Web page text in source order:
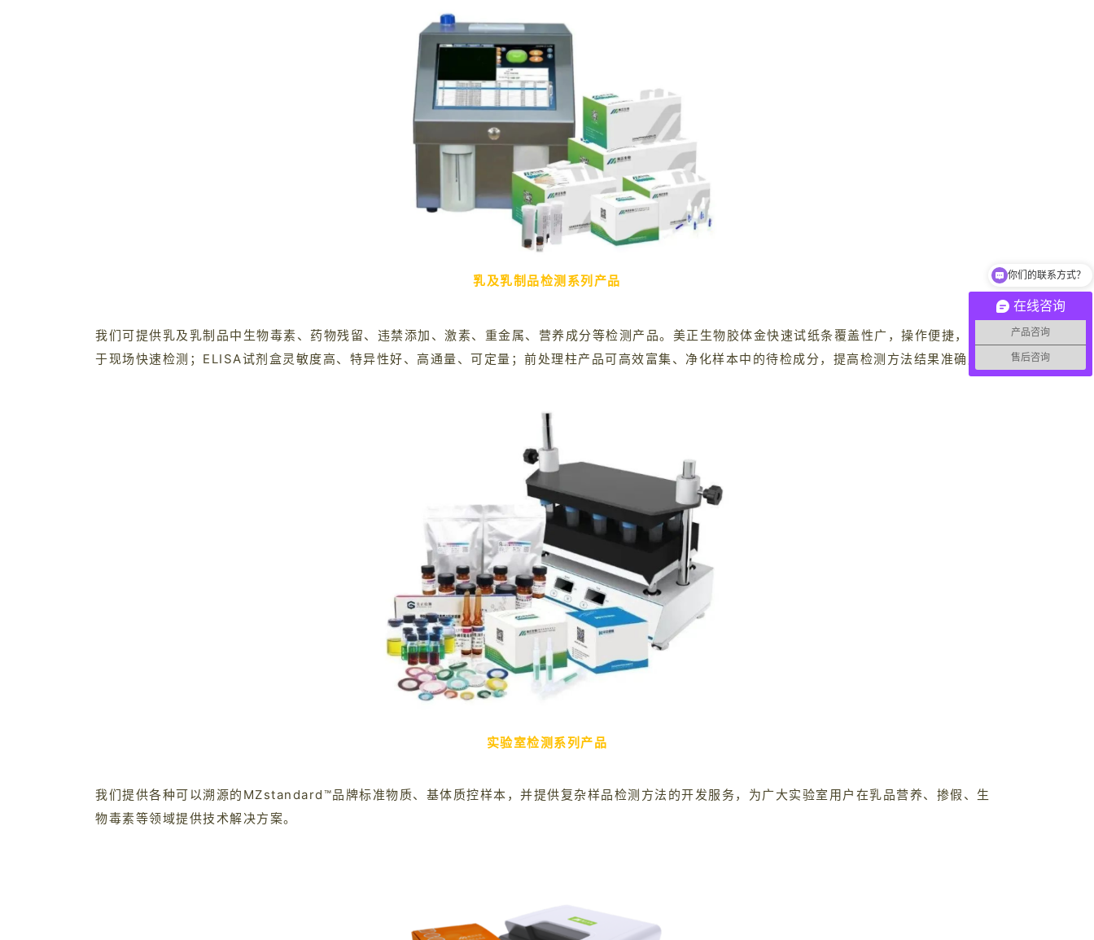
乳及乳制品检测系列产品
我们可提供乳及乳制品中生物毒素、药物残留、违禁添加、激素、重金属、营养成分等检测产品。美正生物胶体金快速试纸条覆盖性广，操作便捷，适用
于现场快速检测；ELISA试剂盒灵敏度高、特异性好、高通量、可定量；前处理柱产品可高效富集、净化样本中的待检成分，提高检测方法结果准确度。
实验室检测系列产品
我们提供各种可以溯源的MZstandard™品牌标准物质、基体质控样本，并提供复杂样品检测方法的开发服务，为广大实验室用户在乳品营养、掺假、生
物毒素等领域提供技术解决方案。
在线咨询
产品咨询
售后咨询
主营项目有哪些？